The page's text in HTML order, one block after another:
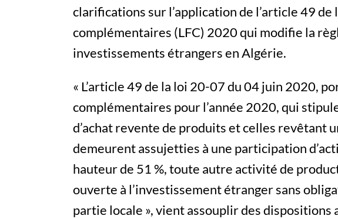
clarifications sur l’application de l’article 49 de
complémentaires (LFC) 2020 qui modifie la
investissements étrangers en Algérie.
« L’article 49 de la loi 20-07 du 04 juin 2020,
complémentaires pour l’année 2020, qui
d’achat revente de produits et celles revêtant
demeurent assujetties à une participation
hauteur de 51 %, toute autre activité de
ouverte à l’investissement étranger sans
partie locale », vient assouplir des